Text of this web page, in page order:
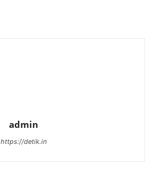
admin
https://detik.in